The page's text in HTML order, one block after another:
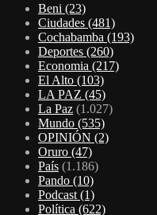
Beni (23)
Ciudades (481)
Cochabamba (193)
Deportes (260)
Economia (217)
El Alto (103)
LA PAZ (45)
La Paz (1.027)
Mundo (535)
OPINIÓN (2)
Oruro (47)
País (1.186)
Pando (10)
Podcast (1)
Política (622)